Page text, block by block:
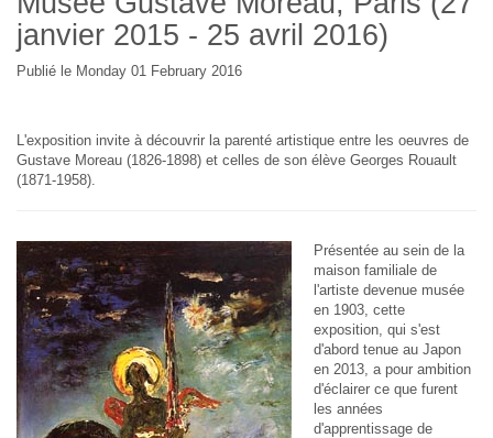
janvier 2015 - 25 avril 2016)
Publié le Monday 01 February 2016
L'exposition invite à découvrir la parenté artistique entre les oeuvres de
Gustave Moreau (1826-1898) et celles de son élève Georges Rouault
(1871-1958).
Présentée au sein de la
maison familiale de
l'artiste devenue musée
en 1903, cette
exposition, qui s'est
d'abord tenue au Japon
en 2013, a pour ambition
d'éclairer ce que furent
les années
d'apprentissage de